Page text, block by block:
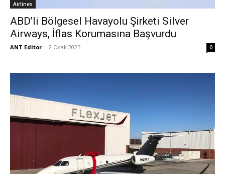
Airlines
ABD’li Bölgesel Havayolu Şirketi Silver
Airways, İflas Korumasına Başvurdu
ANT Editor - 2 Ocak 2025 0